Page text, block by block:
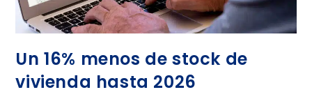
Un 16% menos de stock de
vivienda hasta 2026